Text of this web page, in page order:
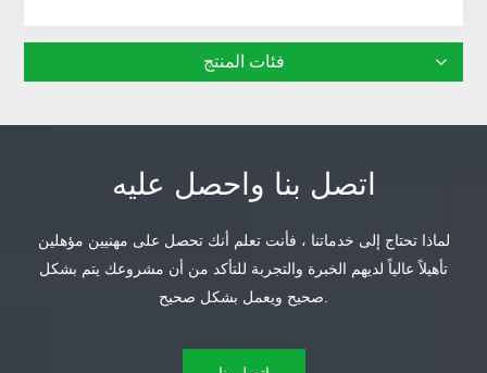
فئات المنتج
اتصل بنا واحصل عليه
لماذا تحتاج إلى خدماتنا ، فأنت تعلم أنك تحصل على مهنيين مؤهلين
تأهيلاً عالياً لديهم الخبرة والتجربة للتأكد من أن مشروعك يتم بشكل
صحيح ويعمل بشكل صحيح.